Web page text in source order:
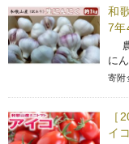
和
7年
農
に
寄附
［
イ